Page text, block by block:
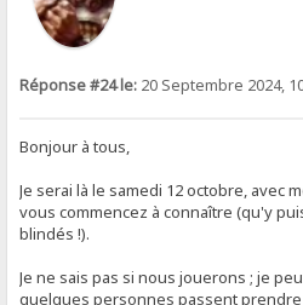
Réponse #24 le: 20 Septembre 2024,
Bonjour à tous,
Je serai là le samedi 12 octobre, avec
vous commencez à connaître (qu'y
blindés !).
Je ne sais pas si nous jouerons ; je
quelques personnes passent